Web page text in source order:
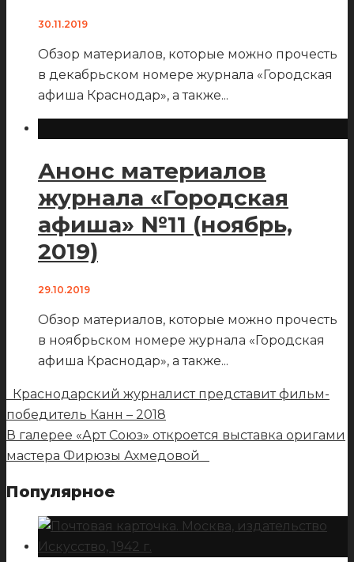
30.11.2019
Обзор материалов, которые можно прочесть
в декабрьском номере журнала «Городская
афиша Краснодар», а также...
Анонс материалов
журнала «Городская
афиша» №11 (ноябрь,
2019)
29.10.2019
Обзор материалов, которые можно прочесть
в ноябрьском номере журнала «Городская
афиша Краснодар», а также...
Краснодарский журналист представит фильм-
победитель Канн – 2018
В галерее «Арт Союз» откроется выставка оригами
мастера Фирюзы Ахмедовой
Популярное